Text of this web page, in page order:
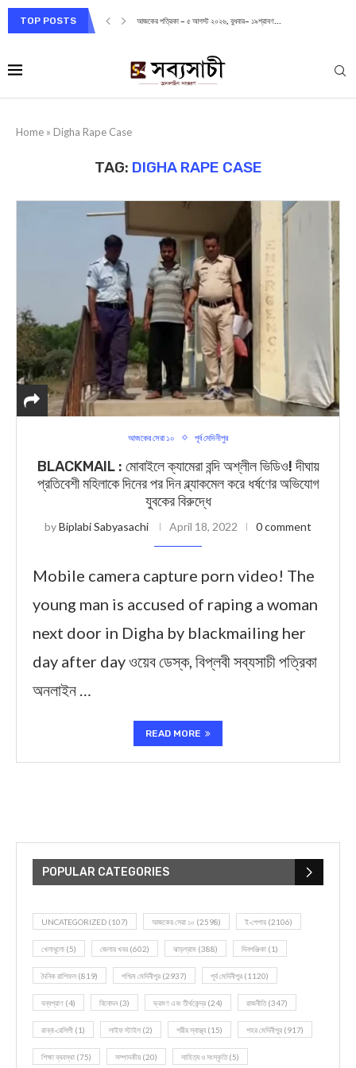
TOP POSTS আজকের পত্রিকা – ৫ আগস্ট ২০২৬, বুধবার– ১৯শ্রাবণ...
Home » Digha Rape Case
TAG: DIGHA RAPE CASE
আজকের সেরা ১০ পূর্ব মেদিনীপুর
BLACKMAIL : মোবাইলে ক্যামেরা বন্দি অশ্লীল ভিডিও! দীঘায়
প্রতিবেশী মহিলাকে দিনের পর দিন ব্ল্যাকমেল করে ধর্ষণের অভিযোগ
যুবকের বিরুদ্ধে
byBiplabi Sabyasachi April 18, 2022 0 comment
Mobile camera capture porn video! The
young man is accused of raping a woman
next door in Digha by blackmailing her
day after day ওয়েব ডেস্ক, বিপ্লবী সব্যসাচী পত্রিকা
অনলাইন …
READ MORE
POPULAR CATEGORIES
UNCATEGORIZED (107) আজকের সেরা ১০ (2598) ই-পেপার (2106)
খেলাধূলো (5) জেলার খবর (602) ঝাড়গ্রাম (388) দিনপঞ্জিকা (1)
দৈনিক রাশিফল (819) পশ্চিম মেদিনীপুর (2937) পূর্ব মেদিনীপুর (1120)
বন্যপ্রাণ (4) বিনোদন(3) ভ্রমণ এবং তীর্থকেন্দ্র (24) রাজনীতি(347)
রান্না-রেসিপী (1) লাইফ স্টাইল (2) শরীর স্বাস্থ্য (15) শহর মেদিনীপুর (917)
শিক্ষা ব্যবস্থা (75) সম্পাদকীয় (20) সাহিত্য ও সংস্কৃতি(5)